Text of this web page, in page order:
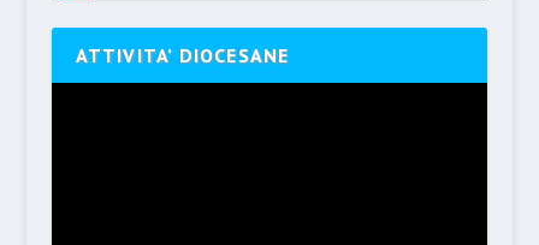
ATTIVITA’ DIOCESANE